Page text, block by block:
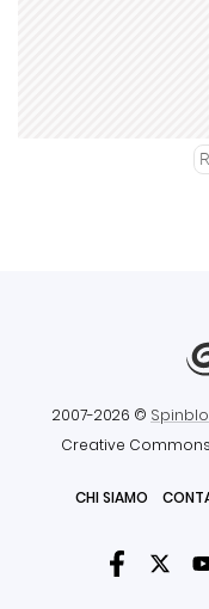
2007-2026 ©
Creative Commons
CHI SIAMO